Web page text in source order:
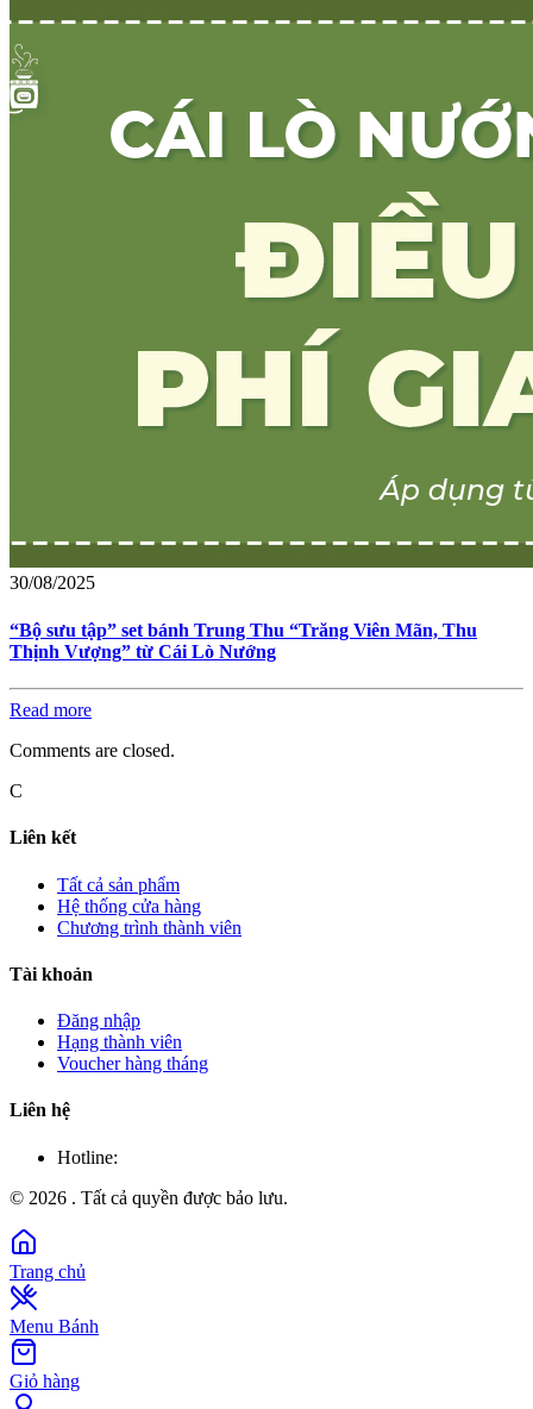
30/08/2025
“Bộ sưu tập” set bánh Trung Thu “Trăng Viên Mãn, Thu
Thịnh Vượng” từ Cái Lò Nướng
Read more
Comments are closed.
C
Liên kết
Tất cả sản phẩm
Hệ thống cửa hàng
Chương trình thành viên
Tài khoản
Đăng nhập
Hạng thành viên
Voucher hàng tháng
Liên hệ
Hotline:
© 2026 . Tất cả quyền được bảo lưu.
Trang chủ
Menu Bánh
Giỏ hàng